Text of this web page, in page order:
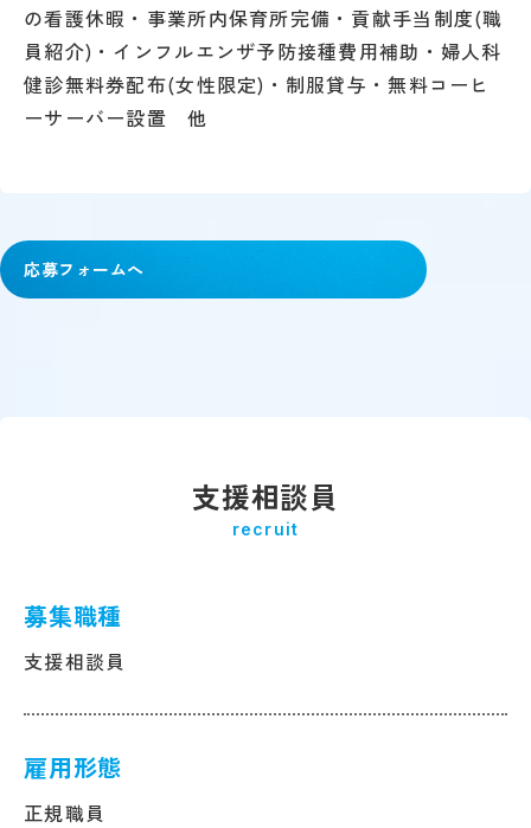
の看護休暇・事業所内保育所完備・貢献手当制度(職
員紹介)・インフルエンザ予防接種費用補助・婦人科
健診無料券配布(女性限定)・制服貸与・無料コーヒ
ーサーバー設置 他
応募フォームへ
支援相談員
recruit
募集職種
支援相談員
雇用形態
正規職員